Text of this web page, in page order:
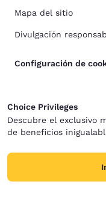
Mapa del sitio
Divulgación
Configuración de
Choice Privileges
Descubre el exclusivo
de beneficios